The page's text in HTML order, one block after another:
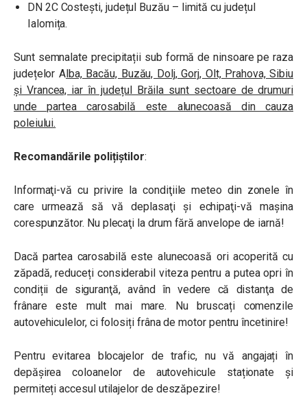
DN 2C Costești, județul Buzău – limită cu județul
Ialomița.
Sunt semnalate precipitații sub formă de ninsoare pe raza
județelor Alba, Bacău, Buzău, Dolj, Gorj, Olt, Prahova, Sibiu
și Vrancea, iar în județul Brăila sunt sectoare de drumuri
unde partea carosabilă este alunecoasă din cauza
poleiului.
Recomandările polițiștilor:
Informaţi-vă cu privire la condiţiile meteo din zonele în
care urmează să vă deplasaţi şi echipaţi-vă maşina
corespunzător. Nu plecaţi la drum fără anvelope de iarnă!
Dacă partea carosabilă este alunecoasă ori acoperită cu
zăpadă, reduceți considerabil viteza pentru a putea opri în
condiții de siguranţă, având în vedere că distanţa de
frânare este mult mai mare. Nu bruscați comenzile
autovehiculelor, ci folosiți frâna de motor pentru încetinire!
Pentru evitarea blocajelor de trafic, nu vă angajați în
depășirea coloanelor de autovehicule staționate și
permiteți accesul utilajelor de deszăpezire!